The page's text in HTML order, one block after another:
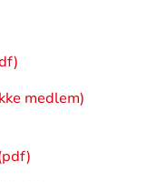
medlem)